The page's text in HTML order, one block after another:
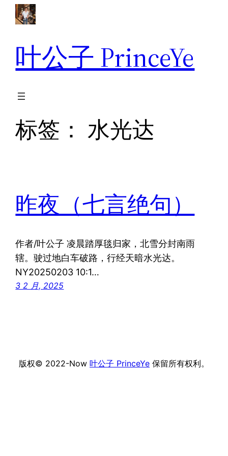
叶公子 PrinceYe
标签：水光达
昨夜（七言绝句）
作者/叶公子 凌晨踏厚毯归家，北雪分封南雨
辖。驶过地白车破路，行经天暗水光达。
NY20250203 10:1…
3 2 月, 2025
版权© 2022-Now 叶公子 PrinceYe 保留所有权利。